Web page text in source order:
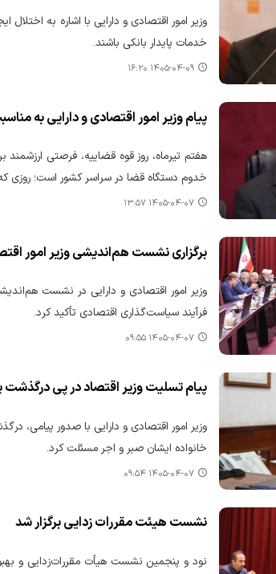
وزیر امور اقتصادی و دارایی با اشاره به
خدمات پایدار بانکی باشند.
۱۴۰۵-۰۴-۰۹ ۱۶:۲۰
پیام وزیر امور اقتصادی و دارایی به
هفتم تیرماه، روز قوه قضاییه، فرصتی
خدوم دستگاه قضا در سراسر کشور است؛ روزی
۱۴۰۵-۰۴-۰۷ ۱۳:۵۷
برگزاری نشست هم‌اندیشی وزیر امور
وزیر امور اقتصادی و دارایی در نشست
فرآیند سیاست‌گذاری اقتصادی تأکید کرد.
۱۴۰۵-۰۴-۰۷ ۰۹:۵۵
پیام تسلیت وزیر اقتصاد در پی درگذشت
وزیر امور اقتصادی و دارایی با صدور پیامی،
خانواده ایشان صبر و اجر مسئلت کرد.
۱۴۰۵-۰۴-۰۷ ۰۹:۵۴
نشست هیئت مقررات زدایی برگزار شد
نود و پنجمین نشست هیأت مقررات‌زدایی و